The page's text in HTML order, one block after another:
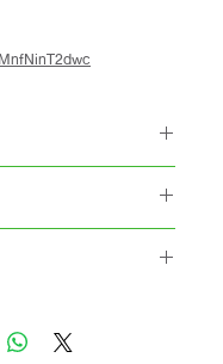
ด้ภายใน 7 วัน หลังจากรับ
าพที่สมบูรณ์ พร้อมกล่อง